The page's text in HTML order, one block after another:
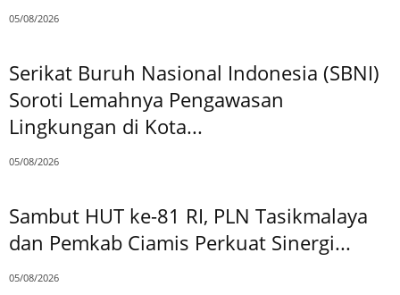
05/08/2026
Serikat Buruh Nasional Indonesia (SBNI)
Soroti Lemahnya Pengawasan
Lingkungan di Kota...
05/08/2026
Sambut HUT ke-81 RI, PLN Tasikmalaya
dan Pemkab Ciamis Perkuat Sinergi...
05/08/2026